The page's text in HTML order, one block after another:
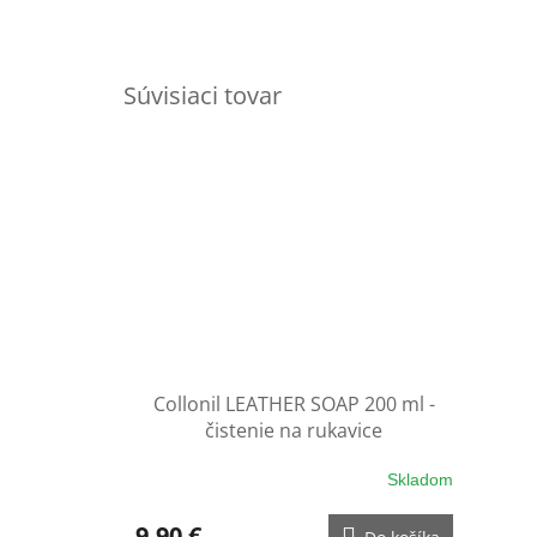
Súvisiaci tovar
Collonil LEATHER SOAP 200 ml -
čistenie na rukavice
Skladom